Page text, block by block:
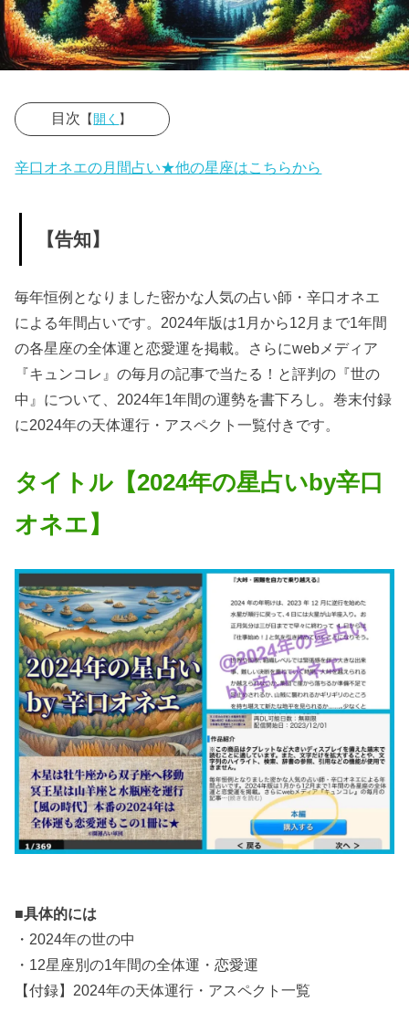
目次 【開く 】
オネエ＞
» 【水瓶座】
» 【告知】
辛口オネエの月間占い★他の星座はこちらから
【告知】
毎年恒例となりました密かな人気の占い師・辛口オネエ
による年間占いです。2024年版は1月から12月まで1年間
の各星座の全体運と恋愛運を掲載。さらにwebメディア
『キュンコレ』の毎月の記事で当たる！と評判の『世の
中』について、2024年1年間の運勢を書下ろし。巻末付録
に2024年の天体運行・アスペクト一覧付きです。
タイトル【2024年の星占いby辛口
オネエ】
■具体的には
・2024年の世の中
・12星座別の1年間の全体運・恋愛運
【付録】2024年の天体運行・アスペクト一覧